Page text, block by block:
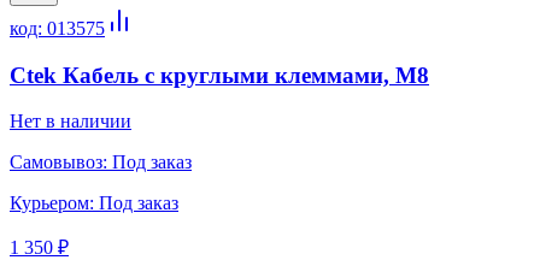
код: 013575
Ctek Кабель с круглыми клеммами, М8
Нет в наличии
Самовывоз: Под заказ
Курьером: Под заказ
1 350 ₽